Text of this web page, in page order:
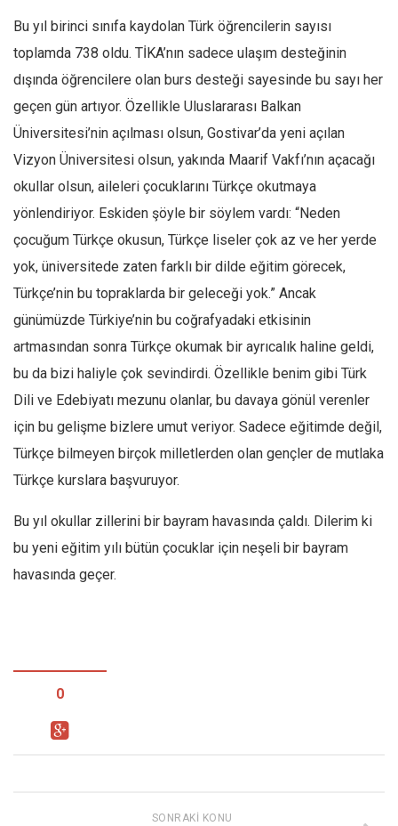
Bu yıl birinci sınıfa kaydolan Türk öğrencilerin sayısı
toplamda 738 oldu. TİKA’nın sadece ulaşım desteğinin
dışında öğrencilere olan burs desteği sayesinde bu sayı her
geçen gün artıyor. Özellikle Uluslararası Balkan
Üniversitesi’nin açılması olsun, Gostivar’da yeni açılan
Vizyon Üniversitesi olsun, yakında Maarif Vakfı’nın açacağı
okullar olsun, aileleri çocuklarını Türkçe okutmaya
yönlendiriyor. Eskiden şöyle bir söylem vardı: “Neden
çocuğum Türkçe okusun, Türkçe liseler çok az ve her yerde
yok, üniversitede zaten farklı bir dilde eğitim görecek,
Türkçe’nin bu topraklarda bir geleceği yok.” Ancak
günümüzde Türkiye’nin bu coğrafyadaki etkisinin
artmasından sonra Türkçe okumak bir ayrıcalık haline geldi,
bu da bizi haliyle çok sevindirdi. Özellikle benim gibi Türk
Dili ve Edebiyatı mezunu olanlar, bu davaya gönül verenler
için bu gelişme bizlere umut veriyor. Sadece eğitimde değil,
Türkçe bilmeyen birçok milletlerden olan gençler de mutlaka
Türkçe kurslara başvuruyor.
Bu yıl okullar zillerini bir bayram havasında çaldı. Dilerim ki
bu yeni eğitim yılı bütün çocuklar için neşeli bir bayram
havasında geçer.
0
SONRAKI KONU